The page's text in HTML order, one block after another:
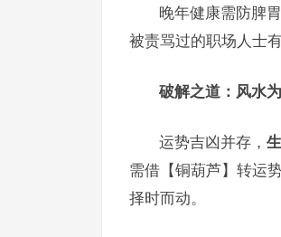
晚年健康需防脾
被责骂过的职场人士
破解之道：风水
运势吉凶并存，
需借【铜葫芦】转运
择时而动。